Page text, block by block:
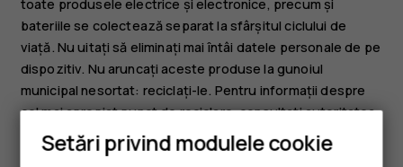
toate produsele electrice și electronice, precum și
bateriile se colectează separat la sfârșitul ciclului de
viață. Nu uitați să eliminați mai întâi datele personale de pe
dispozitiv. Nu aruncați aceste produse la gunoiul
municipal nesortat: reciclați-le. Pentru informații despre
cel mai apropiat punct de reciclare, consultați autoritatea
locală de deșeuri sau citiți despre programul de preluare
al HMD și disponibilitatea acestuia în țara dvs. la
Setări privind modulele cookie